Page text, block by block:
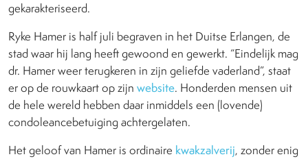
gekarakteriseerd.
Ryke Hamer is half juli begraven in het Duitse Erlangen, de
stad waar hij lang heeft gewoond en gewerkt. “Eindelijk mag
dr. Hamer weer terugkeren in zijn geliefde vaderland”, staat
er op de rouwkaart op zijn website. Honderden mensen uit
de hele wereld hebben daar inmiddels een (lovende)
condoleancebetuiging achtergelaten.
Het geloof van Hamer is ordinaire kwakzalverij, zonder enig